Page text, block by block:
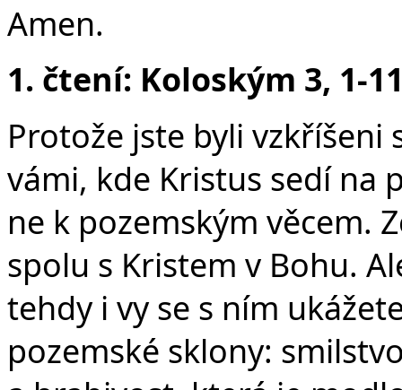
Amen.
1. čtení: Koloským 3, 1-
Protože jste byli vzkříšeni
vámi, kde Kristus sedí na
ne k pozemským věcem.
spolu s Kristem v Bohu.
tehdy i vy se s ním
pozemské sklony: